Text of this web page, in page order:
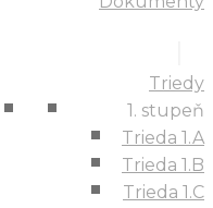
Triedy
1. stupeň
Trieda 1.A
Trieda 1.B
Trieda 1.C